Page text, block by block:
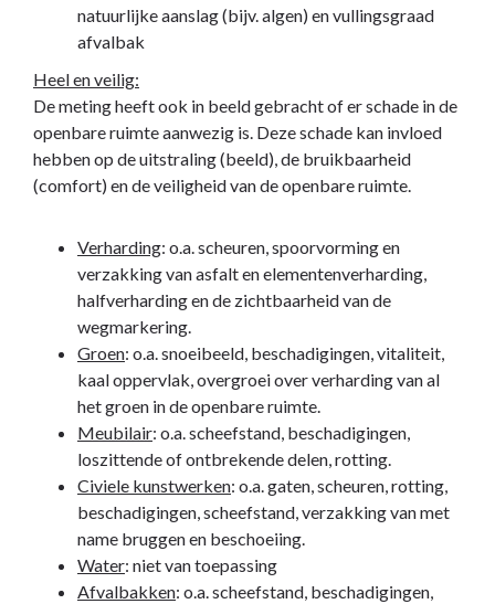
natuurlijke aanslag (bijv. algen) en vullingsgraad
afvalbak
Heel en veilig:
De meting heeft ook in beeld gebracht of er schade in de
openbare ruimte aanwezig is. Deze schade kan invloed
hebben op de uitstraling (beeld), de bruikbaarheid
(comfort) en de veiligheid van de openbare ruimte.
Verharding: o.a. scheuren, spoorvorming en
verzakking van asfalt en elementenverharding,
halfverharding en de zichtbaarheid van de
wegmarkering.
Groen: o.a. snoeibeeld, beschadigingen, vitaliteit,
kaal oppervlak, overgroei over verharding van al
het groen in de openbare ruimte.
Meubilair: o.a. scheefstand, beschadigingen,
loszittende of ontbrekende delen, rotting.
Civiele kunstwerken: o.a. gaten, scheuren, rotting,
beschadigingen, scheefstand, verzakking van met
name bruggen en beschoeiing.
Water: niet van toepassing
Afvalbakken: o.a. scheefstand, beschadigingen,